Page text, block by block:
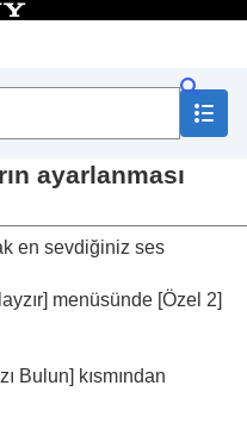
” Panosu Hakkında
işlevler
işlevler
ortam ses modunu
(
Sohbet için
optimize etme
ayarlanması
en sevdiğiniz ses
] menüsünde [Özel 2]
Bulun] kısmından